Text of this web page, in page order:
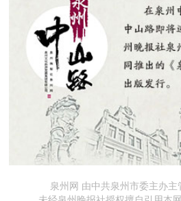
泉州网 由中共泉州市委主办